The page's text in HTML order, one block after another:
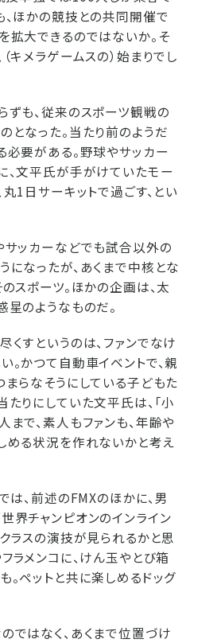
、ほかの競技との共同開催で
拡大できるのではないか。そ
キメラゲームスの）始まりでし
ずも、従来のスポーツ観戦の
となった。当たり前のようだ
必要がある。野球やサッカー
、文平氏が手がけていたモー
1日サーキットで過ごす、とい
サッカーなどでも試合以外の
になったが、あくまで中核とな
スポーツ。ほかの企画は、太
星のようなものだ。
くすというのは、ファンでなけ
。かつて自動車イベントで、親
まらなそうにしている子どもた
たりにしていた文平氏は、「小
まで、素人もファンも、年齢や
める状況を作れないかと考え
は、前述のFMXのほかに、男
界チャンピオンのインライン
ラスの演技が見られるかと思
ラメンコに、けん玉やとび箱
。ペットと共に楽しめるドッグ
ではなく、あくまで位置づけ